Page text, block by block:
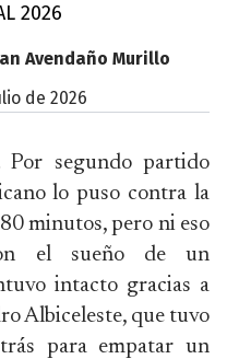
2026
Avendaño Murillo
de 2026
segundo partido
lo puso contra la
minutos, pero ni eso
el sueño de un
intacto gracias a
Albiceleste, que tuvo
para empatar un